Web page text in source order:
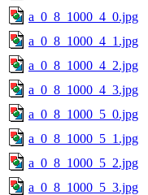
a_0_8_1000_4_0.jpg
a_0_8_1000_4_1.jpg
a_0_8_1000_4_2.jpg
a_0_8_1000_4_3.jpg
a_0_8_1000_5_0.jpg
a_0_8_1000_5_1.jpg
a_0_8_1000_5_2.jpg
a_0_8_1000_5_3.jpg